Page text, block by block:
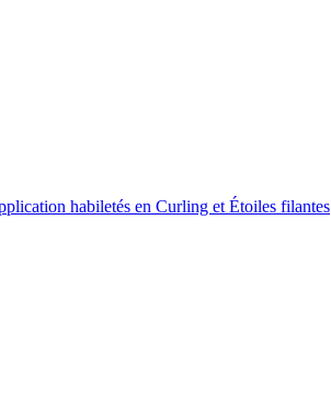
habiletés en Curling et Étoiles filantes